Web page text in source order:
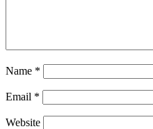
Name *
Email *
Website